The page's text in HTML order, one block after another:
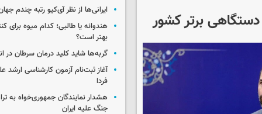
برتر کشور
ایرانی‌ها از نظر آی‌کیو رتبه چندم
هندوانه یا طالبی؛ کدام‌ میوه برای
بهتر است؟
گربه‌ها شاید کلید درمان سرطان در
آغاز ثبت‌نام‌ آزمون کارشناسی ارشد
فردا
هشدار نمایندگان جمهوری‌خواه به
جنگ علیه ایران